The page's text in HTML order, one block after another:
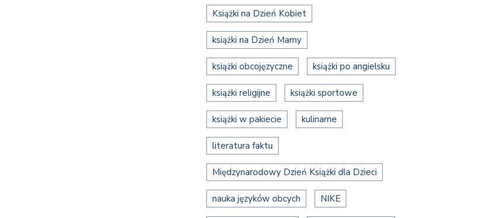
Książki na Dzień Kobiet
książki na Dzień Mamy
książki obcojęzyczne książki po angielsku
książki religijne książki sportowe
książki w pakiecie kulinarne
literatura faktu
Międzynarodowy Dzień Książki dla Dzieci
nauka języków obcych NIKE